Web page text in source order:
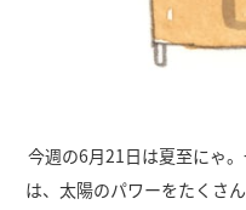
今週の6月21日は夏至にゃ
は、太陽のパワーをたくさ